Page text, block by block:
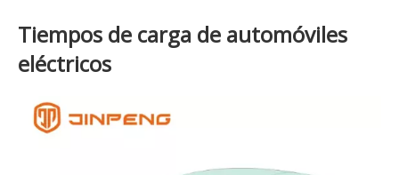
Tiempos de carga de automóviles
eléctricos